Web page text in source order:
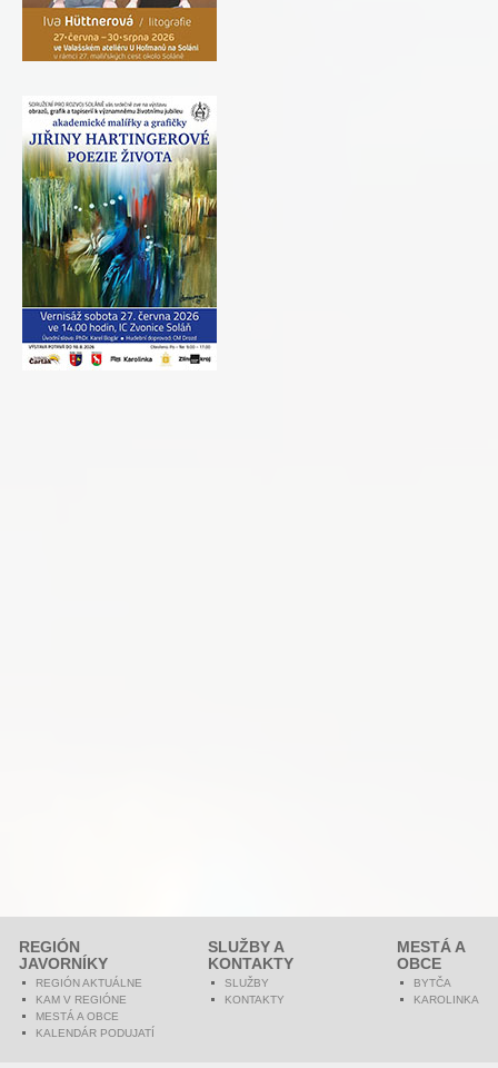
REGIÓN
JAVORNÍKY
REGIÓN AKTUÁLNE
KAM V REGIÓNE
MESTÁ A OBCE
KALENDÁR PODUJATÍ
SLUŽBY A
KONTAKTY
SLUŽBY
KONTAKTY
MESTÁ A
OBCE
BYTČA
KAROLINKA